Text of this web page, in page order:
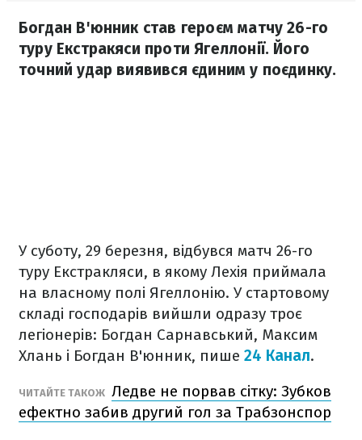
Богдан В'юнник став героєм матчу 26-го
туру Екстракяси проти Ягеллонії. Його
точний удар виявився єдиним у поєдинку.
У суботу, 29 березня, відбувся матч 26-го
туру Екстракляси, в якому Лехія приймала
на власному полі Ягеллонію. У стартовому
складі господарів вийшли одразу троє
легіонерів: Богдан Сарнавський, Максим
Хлань і Богдан В'юнник, пише 24 Канал.
ЧИТАЙТЕ ТАКОЖ Ледве не порвав сітку: Зубков
ефектно забив другий гол за Трабзонспор